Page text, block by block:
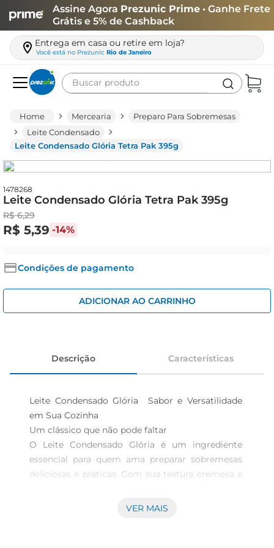
Assine Agora Prezunic Prime • Ganhe Frete
Grátis e 5% de Cashback
Entrega em casa ou retire em loja?
Você está no Prezunic Rio de Janeiro
Buscar produto
Mercearia
Preparo Para Sobremesas
Leite Condensado
Leite Condensado Glória Tetra Pak 395g
1478268
Leite Condensado Glória Tetra Pak 395g
R$ 6,29
R$ 5,39 -14%
Condições de pagamento
ADICIONAR AO CARRINHO
Descrição Características
Leite Condensado Glória  Sabor e Versatilidade
em Sua Cozinha
Um clássico que não pode faltar
O Leite Condensado Glória é um ingrediente
essencial para quem ama preparar sobremesas
deliciosas e práticas. Com sua textura cremosa e
receitas que vão desde pudins e tortas até o
VER MAIS
leite
queijo
azeite
biscoito
iogurte
papel higiênico